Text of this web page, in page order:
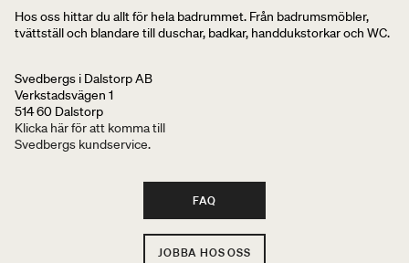
Hos oss hittar du allt för hela badrummet. Från badrumsmöbler,
tvättställ och blandare till duschar, badkar, handdukstorkar och WC.
Svedbergs i Dalstorp AB
Verkstadsvägen 1
514 60 Dalstorp
Klicka här för att komma till
Svedbergs kundservice.
FAQ
JOBBA HOS OSS